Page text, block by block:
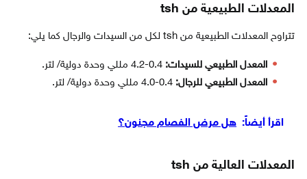
المعدلات الطبيعية من tsh
تتراوح المعدلات الطبيعية من tsh لكل من السيدات والرجال كما يلي:
المعدل الطبيعي للسيدات:
المعدل الطبيعي للرجال:
اقرأ أيضاً: هل مرض الفصام مجنون؟
المعدلات العالية من tsh